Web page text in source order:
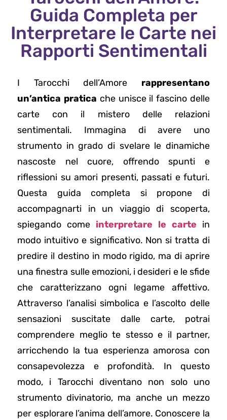
Guida Completa per
Interpretare le Carte nei
Rapporti Sentimentali
I Tarocchi dell’Amore rappresentano
un’antica pratica che unisce il fascino delle
carte con il mistero delle relazioni
sentimentali. Immagina di avere uno
strumento in grado di svelare le dinamiche
nascoste nel cuore, offrendo spunti e
riflessioni su amori presenti, passati e futuri.
Questa guida completa si propone di
accompagnarti in un viaggio di scoperta,
spiegando come interpretare le carte in
modo intuitivo e significativo. Non si tratta di
predire il destino in modo rigido, ma di aprire
una finestra sulle emozioni, i desideri e le sfide
che caratterizzano ogni legame affettivo.
Attraverso l’analisi simbolica e l’ascolto delle
sensazioni suscitate dalle carte, potrai
comprendere meglio te stesso e il partner,
arricchendo la tua esperienza amorosa con
consapevolezza e profondità. In questo
modo, i Tarocchi diventano non solo uno
strumento divinatorio, ma anche un mezzo
per esplorare l’anima dell’amore. Conoscere la